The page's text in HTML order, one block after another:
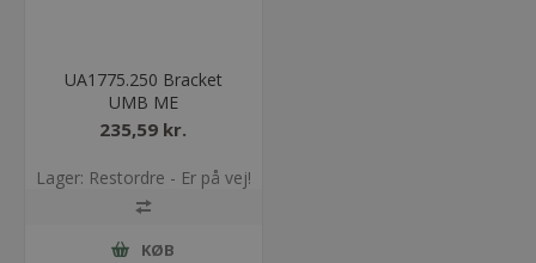
UA1775.250 Bracket
UMB ME
235,59 kr.
Lager: Restordre - Er på vej!
KØB